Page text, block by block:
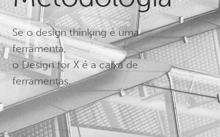
Se o design thinking é uma
ferramenta,
o Design for X é a caixa de
ferramentas.